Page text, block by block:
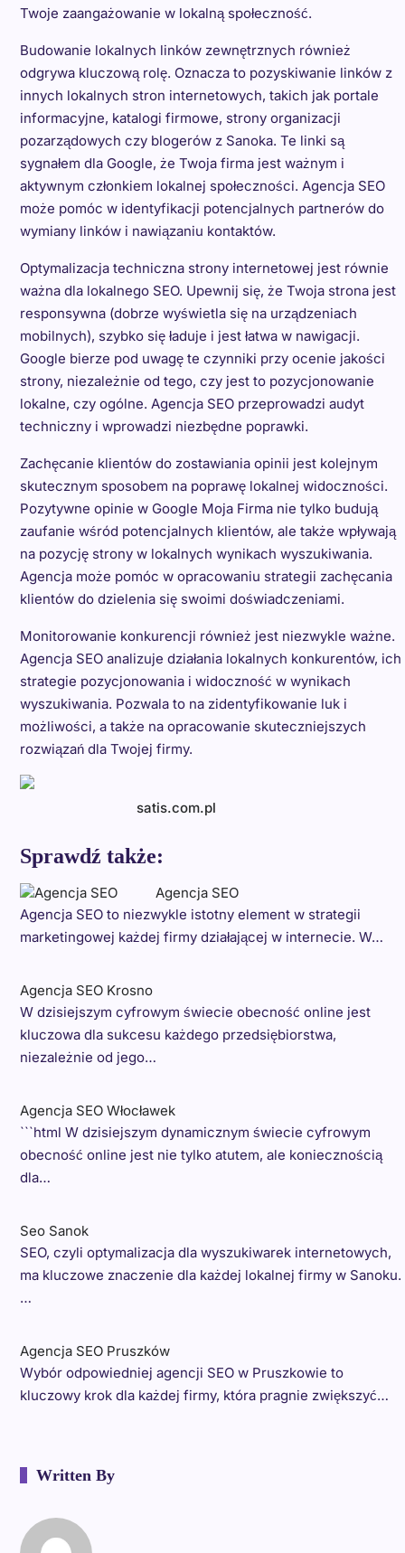
Twoje zaangażowanie w lokalną społeczność.
Budowanie lokalnych linków zewnętrznych również
odgrywa kluczową rolę. Oznacza to pozyskiwanie linków z
innych lokalnych stron internetowych, takich jak portale
informacyjne, katalogi firmowe, strony organizacji
pozarządowych czy blogerów z Sanoka. Te linki są
sygnałem dla Google, że Twoja firma jest ważnym i
aktywnym członkiem lokalnej społeczności. Agencja SEO
może pomóc w identyfikacji potencjalnych partnerów do
wymiany linków i nawiązaniu kontaktów.
Optymalizacja techniczna strony internetowej jest równie
ważna dla lokalnego SEO. Upewnij się, że Twoja strona jest
responsywna (dobrze wyświetla się na urządzeniach
mobilnych), szybko się ładuje i jest łatwa w nawigacji.
Google bierze pod uwagę te czynniki przy ocenie jakości
strony, niezależnie od tego, czy jest to pozycjonowanie
lokalne, czy ogólne. Agencja SEO przeprowadzi audyt
techniczny i wprowadzi niezbędne poprawki.
Zachęcanie klientów do zostawiania opinii jest kolejnym
skutecznym sposobem na poprawę lokalnej widoczności.
Pozytywne opinie w Google Moja Firma nie tylko budują
zaufanie wśród potencjalnych klientów, ale także wpływają
na pozycję strony w lokalnych wynikach wyszukiwania.
Agencja może pomóc w opracowaniu strategii zachęcania
klientów do dzielenia się swoimi doświadczeniami.
Monitorowanie konkurencji również jest niezwykle ważne.
Agencja SEO analizuje działania lokalnych konkurentów, ich
strategie pozycjonowania i widoczność w wynikach
wyszukiwania. Pozwala to na zidentyfikowanie luk i
możliwości, a także na opracowanie skuteczniejszych
rozwiązań dla Twojej firmy.
satis.com.pl
Sprawdź także:
Agencja SEO
Agencja SEO to niezwykle istotny element w strategii
marketingowej każdej firmy działającej w internecie. W…
Agencja SEO Krosno
W dzisiejszym cyfrowym świecie obecność online jest
kluczowa dla sukcesu każdego przedsiębiorstwa,
niezależnie od jego…
Agencja SEO Włocławek
```html W dzisiejszym dynamicznym świecie cyfrowym
obecność online jest nie tylko atutem, ale koniecznością
dla…
Seo Sanok
SEO, czyli optymalizacja dla wyszukiwarek internetowych,
ma kluczowe znaczenie dla każdej lokalnej firmy w Sanoku.
…
Agencja SEO Pruszków
Wybór odpowiedniej agencji SEO w Pruszkowie to
kluczowy krok dla każdej firmy, która pragnie zwiększyć…
Written By